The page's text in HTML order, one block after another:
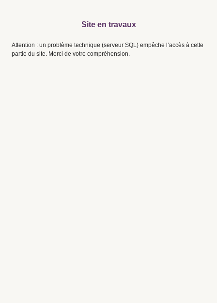
Site en travaux
Attention : un problème technique (serveur SQL) empêche l’accès à cette
partie du site. Merci de votre compréhension.